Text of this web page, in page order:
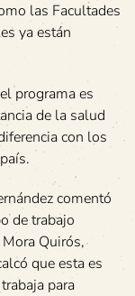
las Facultades
ya están
programa es
de la salud
con los
comentó
de trabajo
Quirós,
que esta es
para